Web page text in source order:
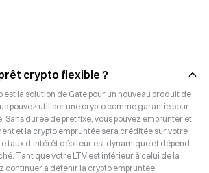
crypto flexible ?
est la solution de Gate pour un nouveau produit de
pouvez utiliser une crypto comme garantie pour
Sans durée de prêt fixe, vous pouvez emprunter et
et la crypto empruntée sera créditée sur votre
taux d'intérêt débiteur est dynamique et dépend
Tant que votre LTV est inférieur à celui de la
continuer à détenir la crypto empruntée.